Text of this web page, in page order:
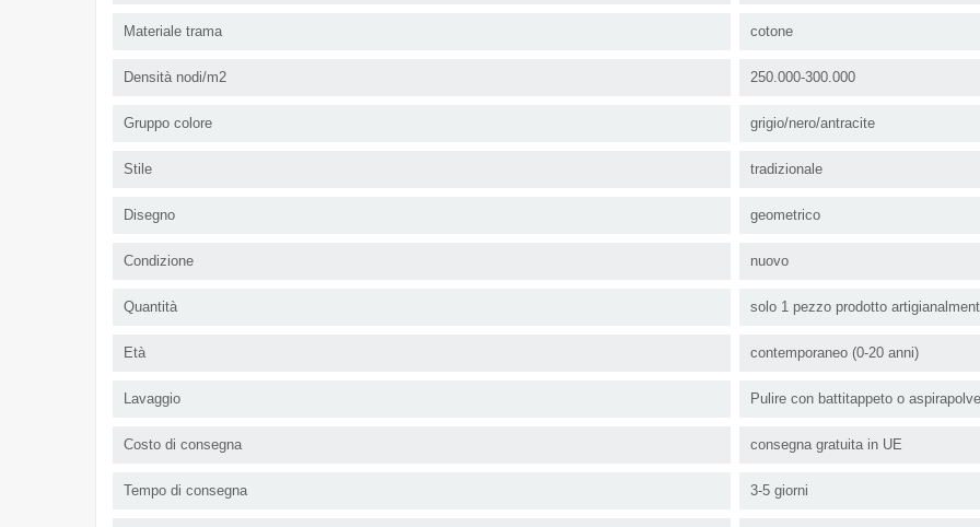
Materiale trama cotone
Densità nodi/m2 250.000-300.000
Gruppo colore grigio/nero/antracite
Stile tradizionale
Disegno geometrico
Condizione nuovo
Quantità solo 1 pezzo prodotto
Età contemporaneo (0-20 anni)
Lavaggio Pulire con battitappeto o
Costo di consegna consegna gratuita in UE
Tempo di consegna 3-5 giorni